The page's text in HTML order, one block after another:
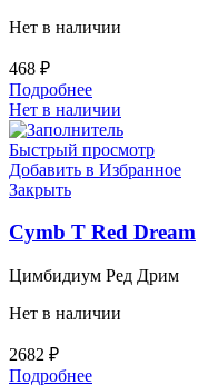
Нет в наличии
468 ₽
Подробнее
Нет в наличии
Быстрый просмотр
Добавить в Избранное
Закрыть
Cymb T Red Dream
Цимбидиум Ред Дрим
Нет в наличии
2682 ₽
Подробнее